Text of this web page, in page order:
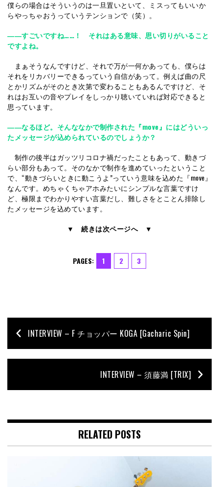
僕らの場合はそういうのは一旦置いといて、ミスってもいいか
らやっちゃおうっていうテンションで（笑）。
――すごいですね……！ それはある意味、思い切りがいること
ですよね。
まぁそうなんですけど、それで万が一何かあっても、僕らは
それをリカバリーできるっていう自信があって。例えば曲の尺
とかリズムがそのとき次第で変わることもあるんですけど、そ
れはお互いの音やプレイをしっかり聴いていれば対応できると
思っています。
――なるほど。そんななかで制作された『move』にはどういっ
たメッセージが込められているのでしょうか？
制作の後半はガッツリコロナ禍だったこともあって、動きづ
らい部分もあって。そのなかで制作を進めていったということ
で、“動きづらいときに動こうよ”っていう意味を込めた『move』
なんです。めちゃくちゃアホみたいにシンプルな言葉ですけ
ど、極限までわかりやすい言葉だし、難しさをとことん排除し
たメッセージを込めています。
▼ 続きは次ページへ ▼
PAGES: 1 2 3
INTERVIEW – F チョッパー KOGA [Gacharic Spin]
INTERVIEW – 須藤満 [TRIX]
RELATED POSTS